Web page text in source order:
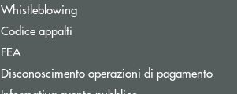
Whistleblowing
Codice appalti
FEA
Disconoscimento operazioni di pagamento